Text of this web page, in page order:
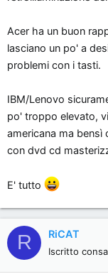
Acer ha un buon
lasciano un po' a
problemi con i tasti.
IBM/Lenovo
po' troppo elevato,
americana ma bensì
con dvd cd
E' tutto
R RiCAT
Iscritto